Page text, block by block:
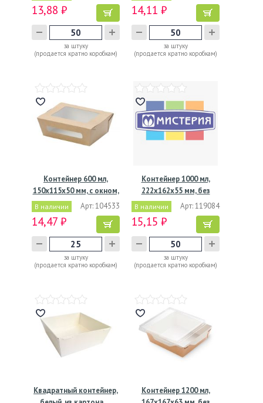
13,88 ₽
за штуку
(продается кратно коробкам)
14,11 ₽
за штуку
(продается кратно коробкам)
Контейнер 600 мл,
150х115х50 мм, с окном,
В наличии Арт: 104533
14,47 ₽
за штуку
(продается кратно коробкам)
Контейнер 1000 мл,
222х162х55 мм, без
окна,…
В наличии Арт: 119084
15,15 ₽
за штуку
(продается кратно коробкам)
Квадратный контейнер,
Контейнер 1200 мл,